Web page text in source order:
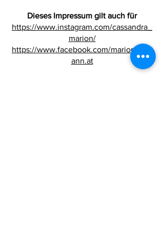
Dieses Impressum gilt auch für
https://www.instagram.com/cassandra_
marion/
https://www.facebook.com/marion.osm
ann.at